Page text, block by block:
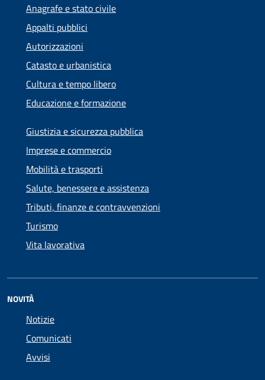
Anagrafe e stato civile
Appalti pubblici
Autorizzazioni
Catasto e urbanistica
Cultura e tempo libero
Educazione e formazione
Giustizia e sicurezza pubblica
Imprese e commercio
Mobilità e trasporti
Salute, benessere e assistenza
Tributi, finanze e contravvenzioni
Turismo
Vita lavorativa
NOVITÀ
Notizie
Comunicati
Avvisi